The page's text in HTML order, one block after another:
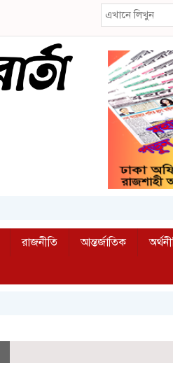
রাজনীতি আন্তর্জাতিক